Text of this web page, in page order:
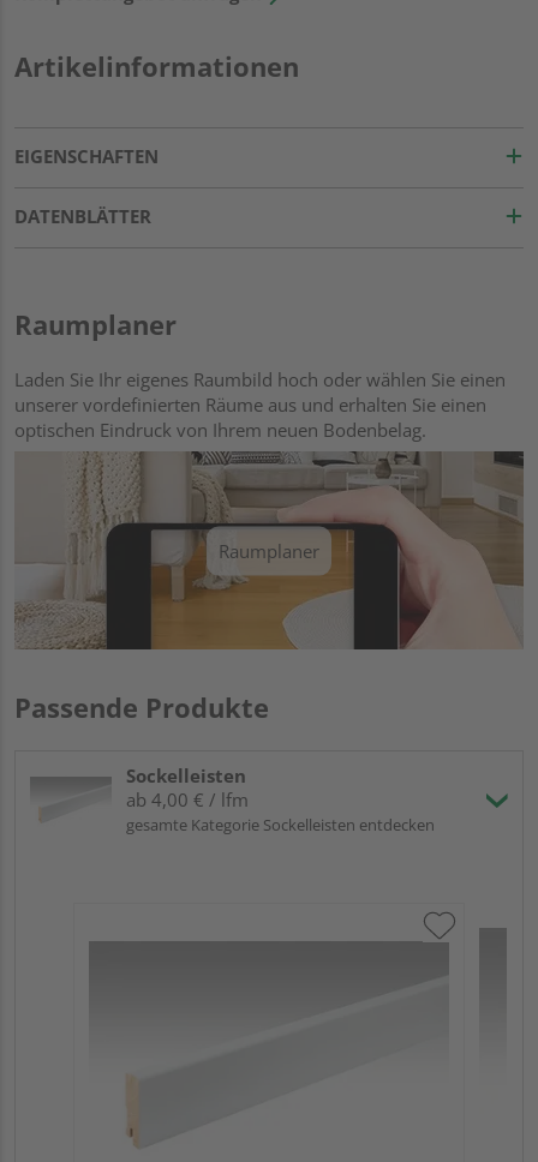
Artikelinformationen
EIGENSCHAFTEN
DATENBLÄTTER
Raumplaner
Laden Sie Ihr eigenes Raumbild hoch oder wählen Sie einen
unserer vordefinierten Räume aus und erhalten Sie einen
optischen Eindruck von Ihrem neuen Bodenbelag.
Raumplaner
Passende Produkte
Sockelleisten
ab 4,00 € / lfm
gesamte Kategorie Sockelleisten entdecken